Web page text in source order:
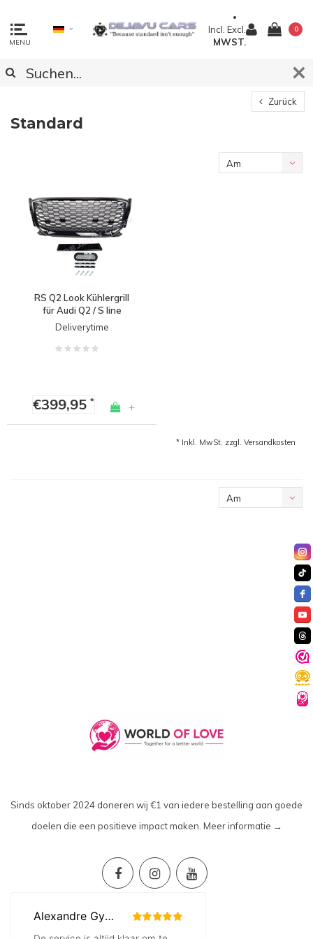
MENU
Incl. Excl.
MWST.
0
Zurück
Standard
Am
RS Q2 Look Kühlergrill
für Audi Q2 / S line
Deliverytime
€399,95* +
* Inkl. MwSt. zzgl. Versandkosten
Am
Sinds oktober 2024 doneren wij €1 van iedere bestelling aan goede
doelen die een positieve impact maken. Meer informatie →